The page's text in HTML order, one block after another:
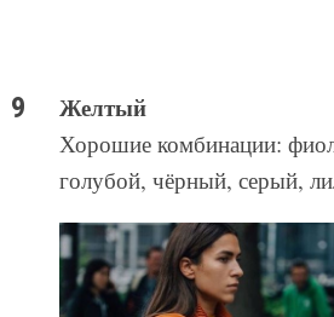
Желтый
Хорошие комбинации:
голубой, чёрный, серый,